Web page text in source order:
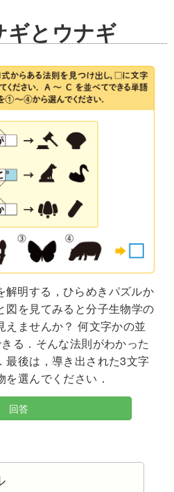
とウナギ
解明する，ひらめきパズルか
図を見てみると分子生物学の
えませんか？ 何文字かの並
る．そんな法則がわかった
最後は，導き出された3文字
選んでください．
回答